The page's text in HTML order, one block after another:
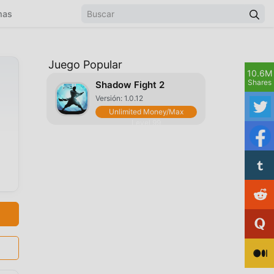
Juego Popular
Shadow Fight 2
Versión: 1.0.12
Unlimited Money/Max
10.6M
Shares